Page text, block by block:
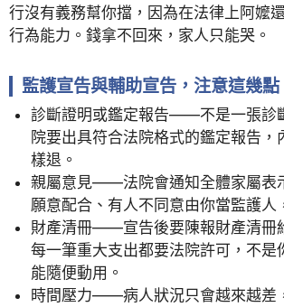
行沒有義務幫你擋，因為在法律上阿嬤
行為能力。錢拿不回來，家人只能哭。
監護宣告與輔助宣告，注意這幾點
診斷證明或鑑定報告——不是一張診
院要出具符合法院格式的鑑定報告，
樣退。
親屬意見——法院會通知全體家屬表
願意配合、有人不同意由你當監護人
財產清冊——宣告後要陳報財產清冊
每一筆重大支出都要法院許可，不是
能隨便動用。
時間壓力——病人狀況只會越來越差